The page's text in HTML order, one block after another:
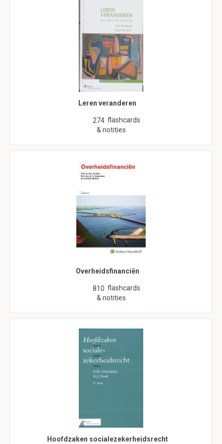
Leren veranderen
274 flashcards
& notities
Overheidsfinanciën
810 flashcards
& notities
Hoofdzaken socialezekerheidsrecht